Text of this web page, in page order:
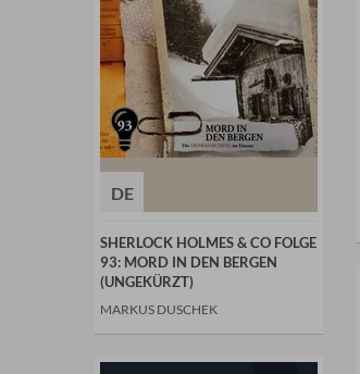
DE
SHERLOCK HOLMES & CO FOLGE
93: MORD IN DEN BERGEN
(UNGEKÜRZT)
MARKUS DUSCHEK